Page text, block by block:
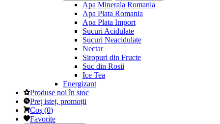
Apa Minerala Romania
Apa Plata Romania
Apa Plata Import
Sucuri Acidulate
Sucuri Neacidulate
Nectar
Siropuri din Fructe
Suc din Rosii
Ice Tea
Energizant
Produse noi în stoc
Preț isteț, promoții
Coș (0)
Favorite